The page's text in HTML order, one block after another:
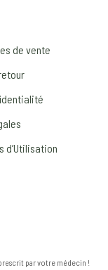
de vente
d’Utilisation
par votre médecin !